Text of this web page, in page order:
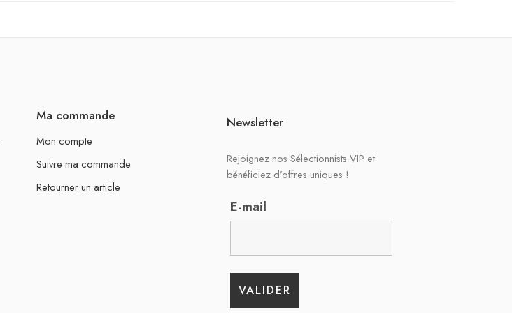
Ma commande
Mon compte
Suivre ma commande
Retourner un article
Newsletter
Rejoignez nos Sélectionnists VIP et
bénéficiez d’offres uniques !
E-mail